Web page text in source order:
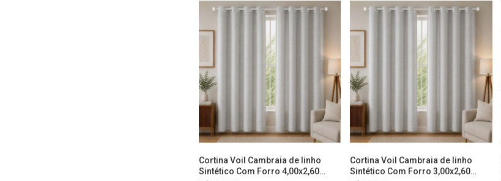
Cortina Voil Cambraia de linho
Sintético Com Forro 4,00x2,60
Cortina Voil Cambraia de linho
Sintético Com Forro 3,00x2,60